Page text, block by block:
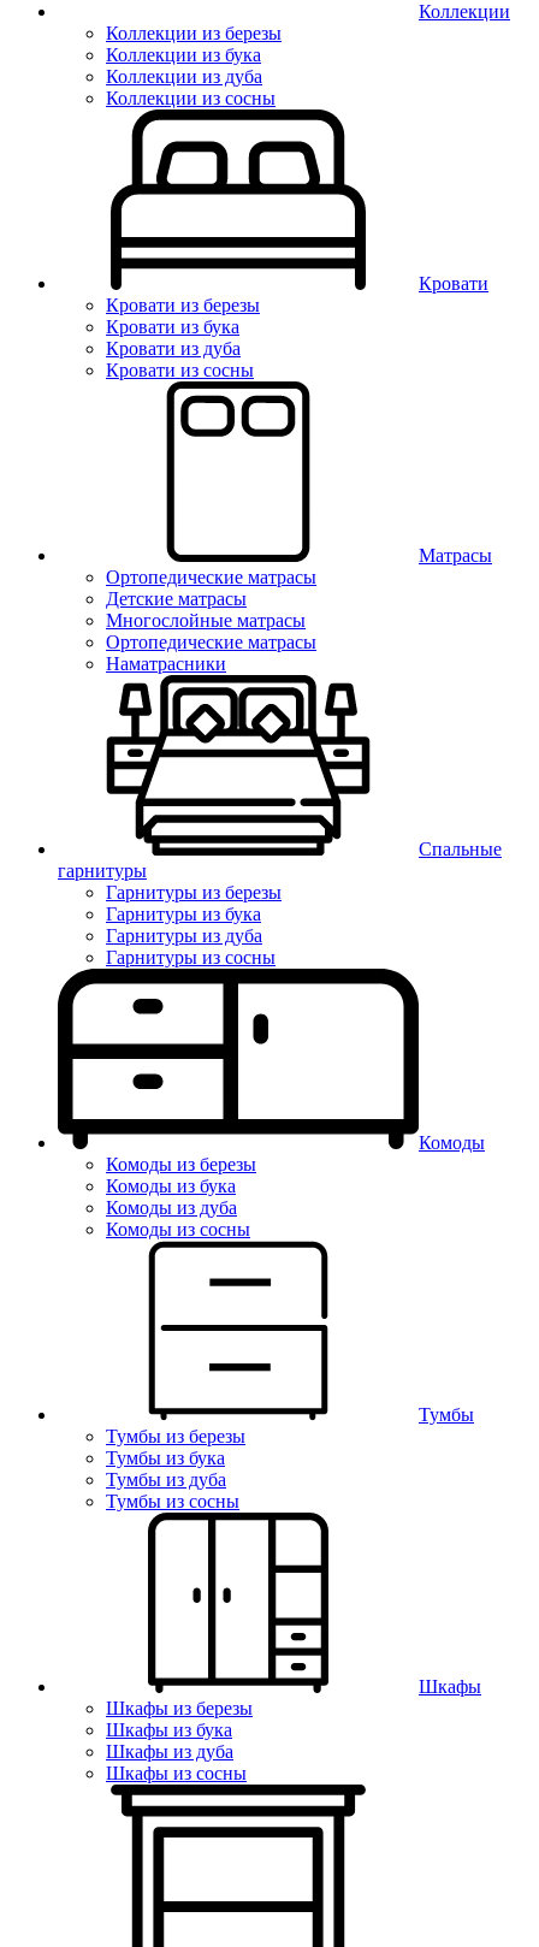
Коллекции
Коллекции из березы
Коллекции из бука
Коллекции из дуба
Коллекции из сосны
Кровати
Кровати из березы
Кровати из бука
Кровати из дуба
Кровати из сосны
Матрасы
Ортопедические матрасы
Детские матрасы
Многослойные матрасы
Ортопедические матрасы
Наматрасники
Спальные
гарнитуры
Гарнитуры из березы
Гарнитуры из бука
Гарнитуры из дуба
Гарнитуры из сосны
Комоды
Комоды из березы
Комоды из бука
Комоды из дуба
Комоды из сосны
Тумбы
Тумбы из березы
Тумбы из бука
Тумбы из дуба
Тумбы из сосны
Шкафы
Шкафы из березы
Шкафы из бука
Шкафы из дуба
Шкафы из сосны